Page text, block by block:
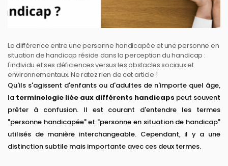
La différence entre une personne handicapée et une personne en
situation de handicap réside dans la perception du handicap :
l'individu et ses déficiences versus les obstacles sociaux et
environnementaux. Ne ratez rien de cet article !
Qu'ils s'agissent d'enfants ou d'adultes de n'importe quel âge,
la terminologie liée aux différents handicaps peut souvent
prêter à confusion. Il est courant d'entendre les termes
"personne handicapée" et "personne en situation de handicap"
utilisés de manière interchangeable. Cependant, il y a une
distinction subtile mais importante avec ces deux termes.